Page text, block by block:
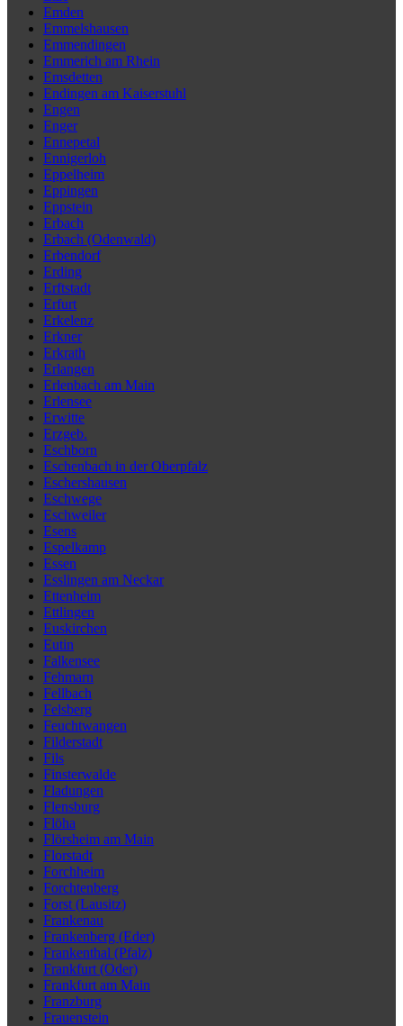
Emden
Emmelshausen
Emmendingen
Emmerich am Rhein
Emsdetten
Endingen am Kaiserstuhl
Engen
Enger
Ennepetal
Ennigerloh
Eppelheim
Eppingen
Eppstein
Erbach
Erbach (Odenwald)
Erbendorf
Erding
Erftstadt
Erfurt
Erkelenz
Erkner
Erkrath
Erlangen
Erlenbach am Main
Erlensee
Erwitte
Erzgeb.
Eschborn
Eschenbach in der Oberpfalz
Eschershausen
Eschwege
Eschweiler
Esens
Espelkamp
Essen
Esslingen am Neckar
Ettenheim
Ettlingen
Euskirchen
Eutin
Falkensee
Fehmarn
Fellbach
Felsberg
Feuchtwangen
Filderstadt
Fils
Finsterwalde
Fladungen
Flensburg
Flöha
Flörsheim am Main
Florstadt
Forchheim
Forchtenberg
Forst (Lausitz)
Frankenau
Frankenberg (Eder)
Frankenthal (Pfalz)
Frankfurt (Oder)
Frankfurt am Main
Franzburg
Frauenstein